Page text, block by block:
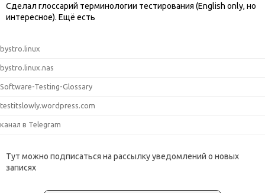
Сделал глоссарий терминологии тестирования (English only, но
интересное). Ещё есть
bystro.linux
bystro.linux.nas
Software-Testing-Glossary
testitslowly.wordpress.com
канал в Telegram
Тут можно подписаться на рассылку уведомлений о новых
записях